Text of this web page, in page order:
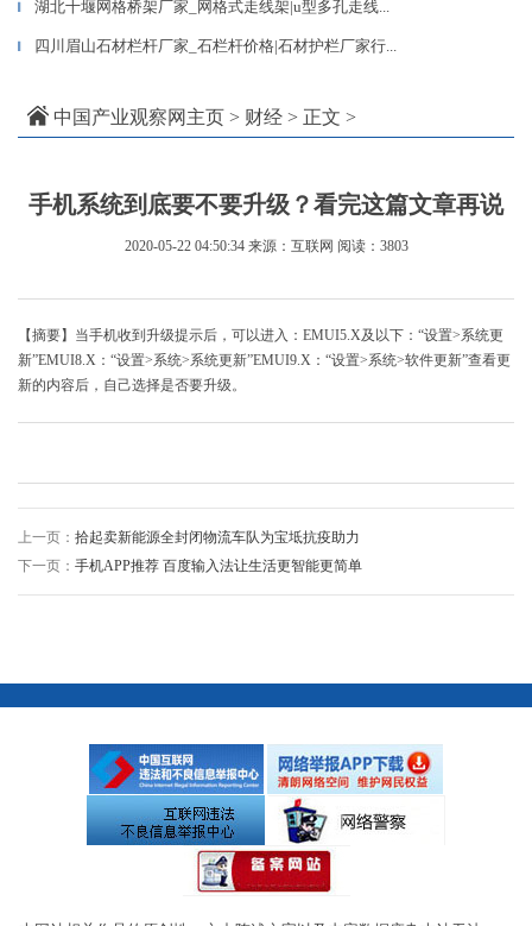
▎ 湖北十堰网格桥架厂家_网格式走线架|u型多孔走线...
▎ 四川眉山石材栏杆厂家_石栏杆价格|石材护栏厂家行...
中国产业观察网主页 > 财经 > 正文 >
手机系统到底要不要升级？看完这篇文章再说
2020-05-22 04:50:34 来源：互联网 阅读：3803
【摘要】当手机收到升级提示后，可以进入：EMUI5.X及以下：“设置>系统更
新”EMUI8.X：“设置>系统>系统更新”EMUI9.X：“设置>系统>软件更新”查看更
新的内容后，自己选择是否要升级。
上一页： 拾起卖新能源全封闭物流车队为宝坻抗疫助力
下一页： 手机APP推荐 百度输入法让生活更智能更简单